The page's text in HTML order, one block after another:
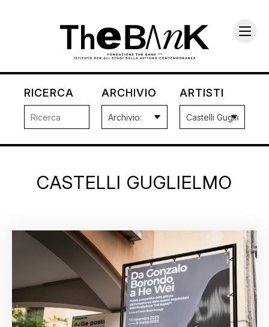
RICERCA ARCHIVIO ARTISTI
CASTELLI GUGLIELMO